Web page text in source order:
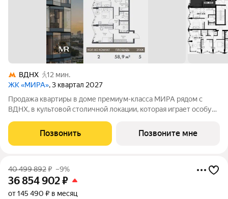
ВДНХ
12 мин.
ЖК «МИРА», 3 квартал 2027
Продажа квартиры в доме премиум-класса МИРА рядом с
ВДНХ, в культовой столичной локации, которая играет особую
квартира площадью 58.85 м расположена в корпусе 3, на 5
этаже 24 этажного дома.
Позвонить Позвоните мне
40 499 892₽ –9%
36 854 902₽
от 145 490 ₽ в месяц